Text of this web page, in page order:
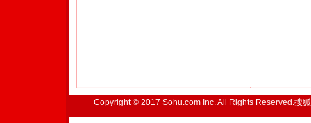
Copyright © 2017 Sohu.com Inc. All Rights Reserved.搜